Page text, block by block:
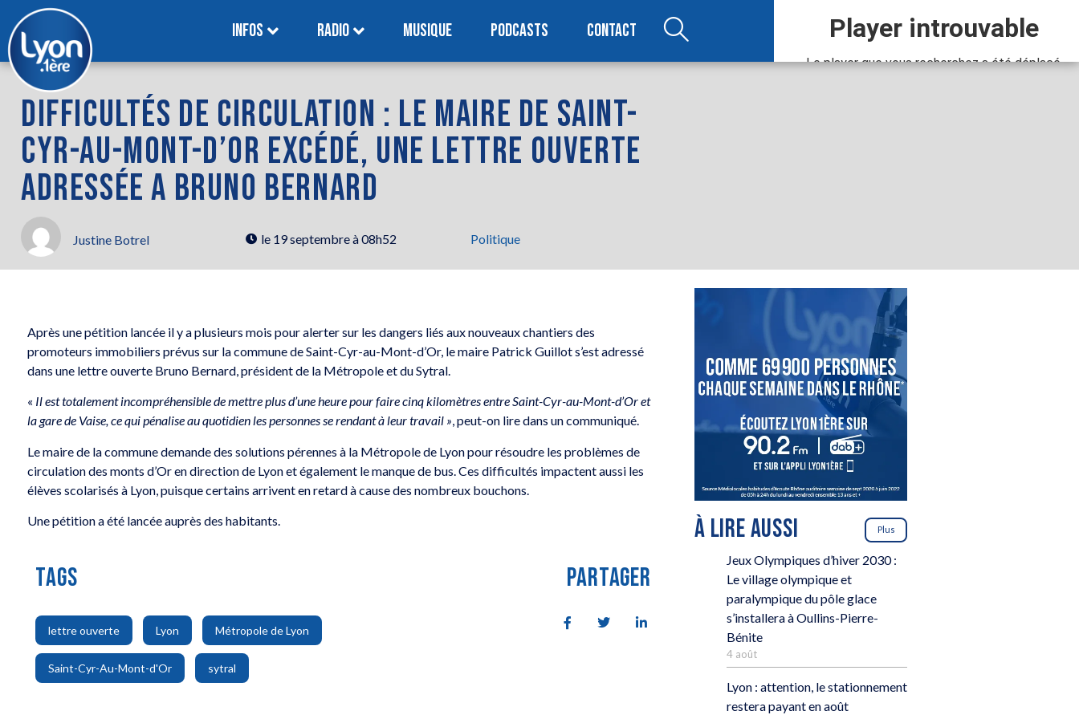
INFOS RADIO MUSIQUE PODCASTS CONTACT
DIFFICULTÉS DE CIRCULATION : LE MAIRE DE SAINT-
CYR-AU-MONT-D’OR EXCÉDÉ, UNE LETTRE OUVERTE
ADRESSÉE A BRUNO BERNARD
Justine Botrel le 19 septembre à 08h52 Politique
Après une pétition lancée il y a plusieurs mois pour alerter sur les dangers liés aux nouveaux chantiers des
promoteurs immobiliers prévus sur la commune de Saint-Cyr-au-Mont-d’Or, le maire Patrick Guillot s’est adressé
dans une lettre ouverte Bruno Bernard, président de la Métropole et du Sytral.
« Il est totalement incompréhensible de mettre plus d’une heure pour faire cinq kilomètres entre Saint-Cyr-au-Mont-d’Or et
la gare de Vaise, ce qui pénalise au quotidien les personnes se rendant à leur travail », peut-on lire dans un communiqué.
Le maire de la commune demande des solutions pérennes à la Métropole de Lyon pour résoudre les problèmes de
circulation des monts d’Or en direction de Lyon et également le manque de bus. Ces difficultés impactent aussi les
élèves scolarisés à Lyon, puisque certains arrivent en retard à cause des nombreux bouchons.
Une pétition a été lancée auprès des habitants.
TAGS
lettre ouverte
,
Lyon
,
Métropole de Lyon
Saint-Cyr-Au-Mont-d'Or
,
sytral
PARTAGER
À LIRE AUSSI Plus
Jeux Olympiques d’hiver 2030 :
Le village olympique et
paralympique du pôle glace
s’installera à Oullins-Pierre-
Bénite
4 août
Lyon : attention, le stationnement
restera payant en août